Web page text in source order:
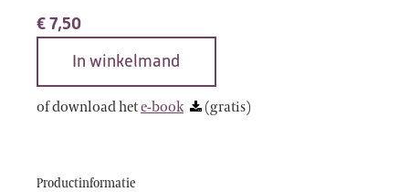
€7,50
In winkelmand
of download hete-book (gratis)
Productinformatie